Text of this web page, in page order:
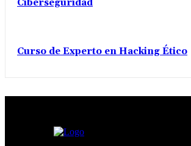
Ciberseguridad
Curso de Experto en Hacking Ético